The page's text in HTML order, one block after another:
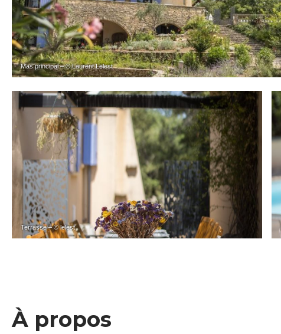
Mas principal – © Laurent Lelest
Terrasse – © lelest
À propos